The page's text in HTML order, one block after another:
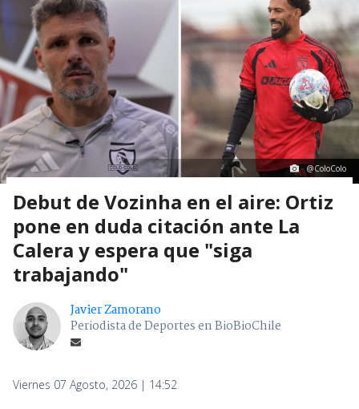
@ColoColo
Debut de Vozinha en el aire: Ortiz
pone en duda citación ante La
Calera y espera que "siga
trabajando"
Javier Zamorano
Periodista de Deportes en BioBioChile
Viernes 07 Agosto, 2026 | 14:52